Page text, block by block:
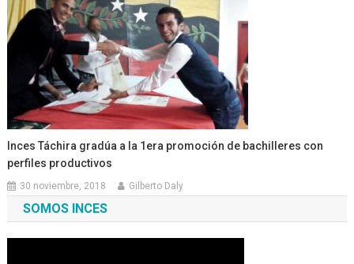
Inces Táchira gradúa a la 1era promoción de bachilleres con
perfiles productivos
30 noviembre, 2018 Gilberto Daly
SOMOS INCES